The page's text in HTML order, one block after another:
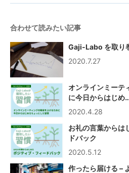
合わせて読みたい記事
Gaji-Labo を取り
2020.7.27
オンラインミーテ
に今日からはじめ
2020.4.28
お礼の言葉からは
ドバック
2020.5.12
作ったら届ける –